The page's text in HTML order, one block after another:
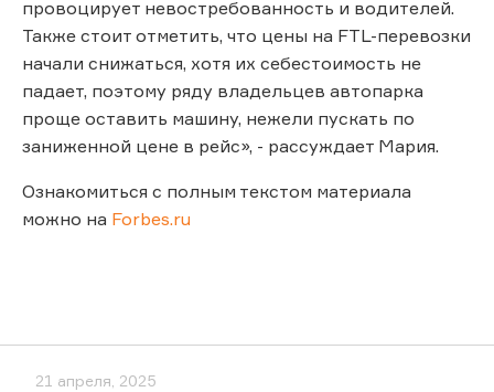
провоцирует невостребованность и водителей.
Также стоит отметить, что цены на FTL-перевозки
начали снижаться, хотя их себестоимость не
падает, поэтому ряду владельцев автопарка
проще оставить машину, нежели пускать по
заниженной цене в рейс», - рассуждает Мария.
Ознакомиться с полным текстом материала
можно на Forbes.ru
21 апреля, 2025